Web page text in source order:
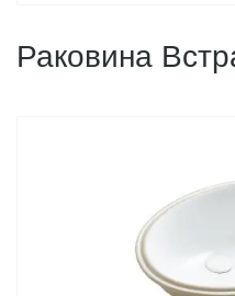
Раковина